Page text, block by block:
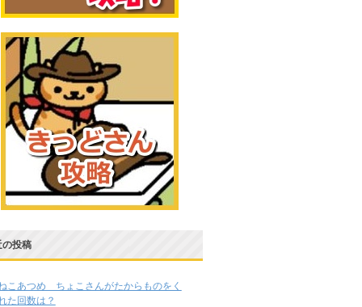
の投稿
こあつめ ちょこさんがたからものをく
た回数は？